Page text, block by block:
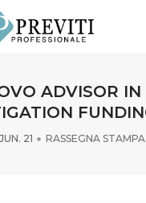
ADVISOR
21 RASSEGNA STAMPA